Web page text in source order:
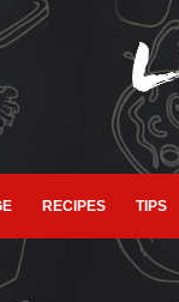
RECIPES TIPS